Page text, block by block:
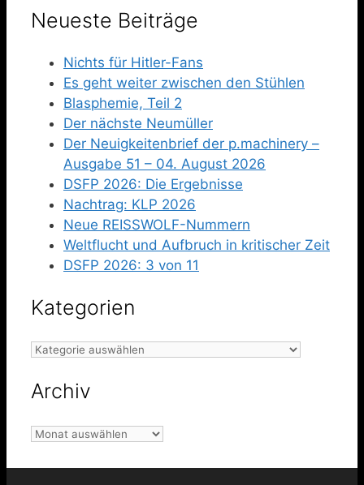
Neueste Beiträge
Nichts für Hitler-Fans
Es geht weiter zwischen den Stühlen
Blasphemie, Teil 2
Der nächste Neumüller
Der Neuigkeitenbrief der p.machinery –
Ausgabe 51 – 04. August 2026
DSFP 2026: Die Ergebnisse
Nachtrag: KLP 2026
Neue REISSWOLF-Nummern
Weltflucht und Aufbruch in kritischer Zeit
DSFP 2026: 3 von 11
Kategorien
Kategorien
Archiv
Archiv